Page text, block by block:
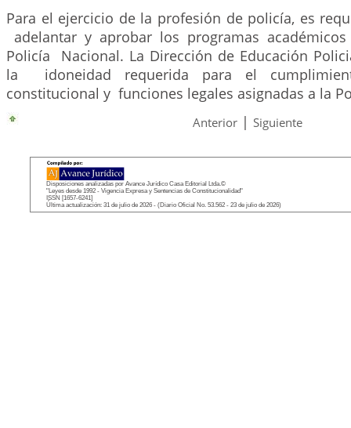
Para el ejercicio de la profesión de policía, es
adelantar y aprobar los programas
Policía Nacional. La Dirección de Educación
la idoneidad requerida para el
constitucional y funciones legales asignadas a la
Anterior | Siguiente
Disposiciones analizadas por Avance Jurídico Casa Editorial Ltda.©
"Leyes desde 1992 - Vigencia Expresa y Sentencias de Constitucionalidad"
ISSN [1657-6241]
Última actualización: 31 de julio de 2026 - (Diario Oficial No. 53.562 - 23 de julio de 2026)